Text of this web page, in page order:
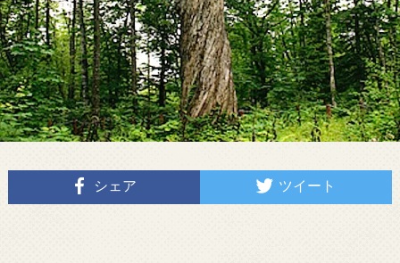
シェア ツイート